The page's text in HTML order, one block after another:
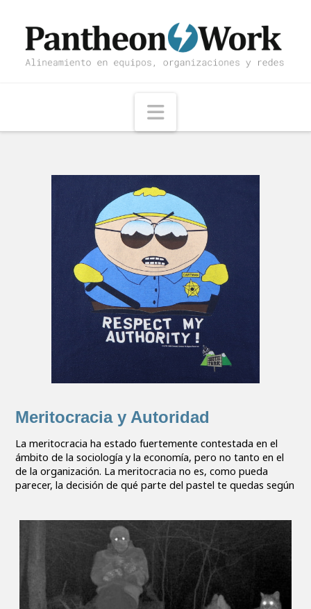
Navigation
Meritocracia y Autoridad
La meritocracia ha estado fuertemente contestada en el
ámbito de la sociología y la economía, pero no tanto en el
de la organización. La meritocracia no es, como pueda
parecer, la decisión de qué parte del pastel te quedas según